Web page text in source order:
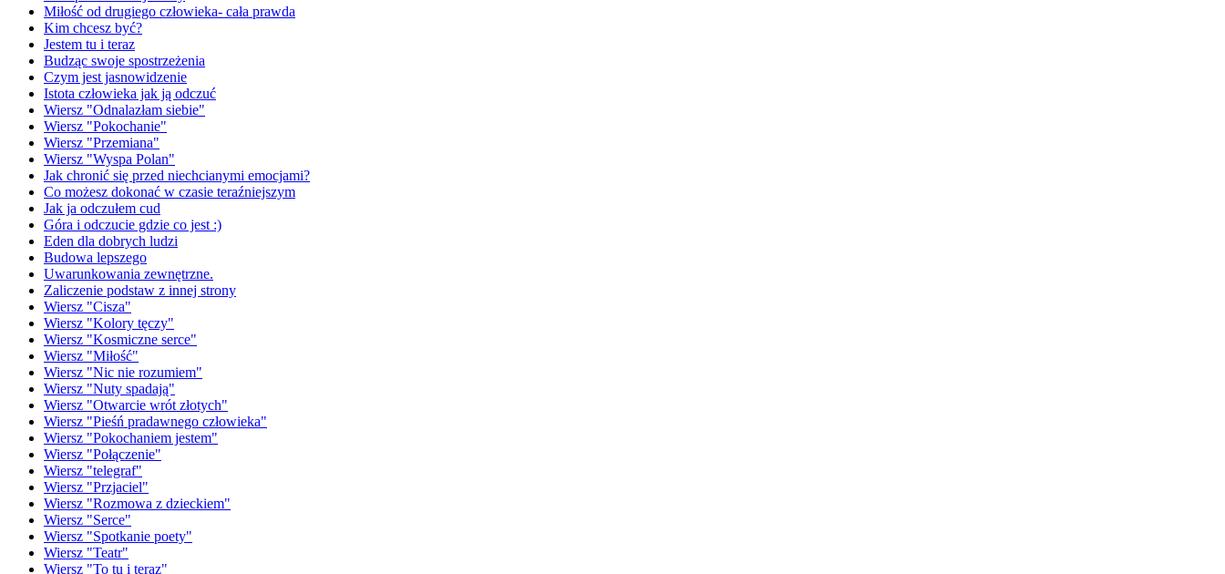
Miłość od drugiego człowieka- cała prawda
Kim chcesz być?
Jestem tu i teraz
Budząc swoje spostrzeżenia
Czym jest jasnowidzenie
Istota człowieka jak ją odczuć
Wiersz "Odnalazłam siebie"
Wiersz "Pokochanie"
Wiersz "Przemiana"
Wiersz "Wyspa Polan"
Jak chronić się przed niechcianymi emocjami?
Co możesz dokonać w czasie teraźniejszym
Jak ja odczułem cud
Góra i odczucie gdzie co jest :)
Eden dla dobrych ludzi
Budowa lepszego
Uwarunkowania zewnętrzne.
Zaliczenie podstaw z innej strony
Wiersz "Cisza"
Wiersz "Kolory tęczy"
Wiersz "Kosmiczne serce"
Wiersz "Miłość"
Wiersz "Nic nie rozumiem"
Wiersz "Nuty spadają"
Wiersz "Otwarcie wrót złotych"
Wiersz "Pieśń pradawnego człowieka"
Wiersz "Pokochaniem jestem"
Wiersz "Połączenie"
Wiersz "telegraf"
Wiersz "Przjaciel"
Wiersz "Rozmowa z dzieckiem"
Wiersz "Serce"
Wiersz "Spotkanie poety"
Wiersz "Teatr"
Wiersz "To tu i teraz"